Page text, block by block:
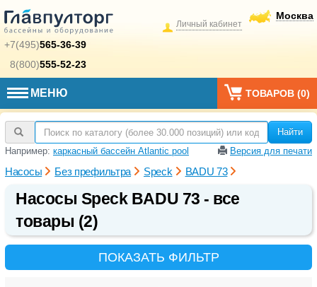
+7(495)565-36-39
8(800)555-52-23
Москва
Личный кабинет
МЕНЮ ТОВАРОВ (0)
Найти
Например: каркасный бассейн Atlantic pool Версия для печати
Насосы Без префильтра Speck BADU 73
Насосы Speck BADU 73 - все
товары (2)
ПОКАЗАТЬ ФИЛЬТР